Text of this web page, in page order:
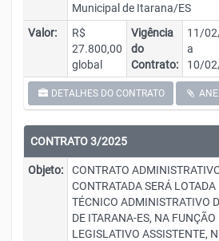
Municipal de Itarana/ES
Valor:
R$
27.800,00
global
Vigência
do
Contrato:
11/
a
10/
DETALHES DO CONTRATO
CONTRATO 3/2025
Objeto:
CONTRATO
CONTRATADA SERÁ
TÉCNICO ADMINISTRATIVO
DE ITARANA-ES, NA FUNÇÃO
LEGISLATIVO ASSISTENTE,